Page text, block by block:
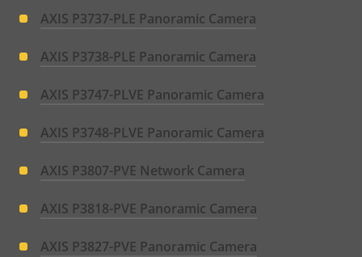
AXIS P3737-PLE Panoramic Camera
AXIS P3738-PLE Panoramic Camera
AXIS P3747-PLVE Panoramic Camera
AXIS P3748-PLVE Panoramic Camera
AXIS P3807-PVE Network Camera
AXIS P3818-PVE Panoramic Camera
AXIS P3827-PVE Panoramic Camera